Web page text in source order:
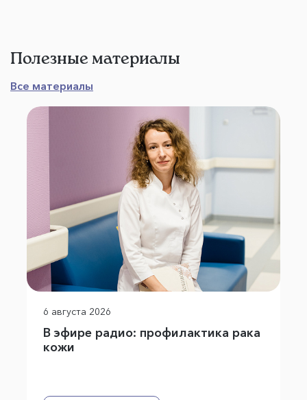
Полезные материалы
Все материалы
6 августа 2026
В эфире радио: профилактика рака
кожи